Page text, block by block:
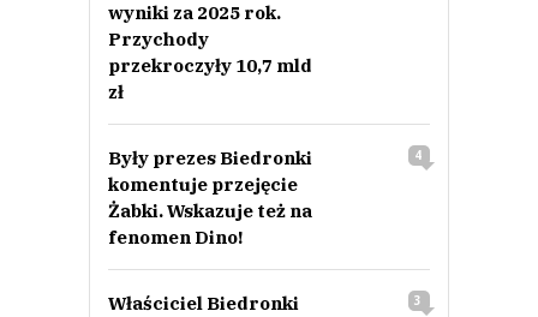
wyniki za 2025 rok.
Przychody
przekroczyły 10,7 mld
zł
Były prezes Biedronki
komentuje przejęcie
Żabki. Wskazuje też na
fenomen Dino!
4
Właściciel Biedronki
3